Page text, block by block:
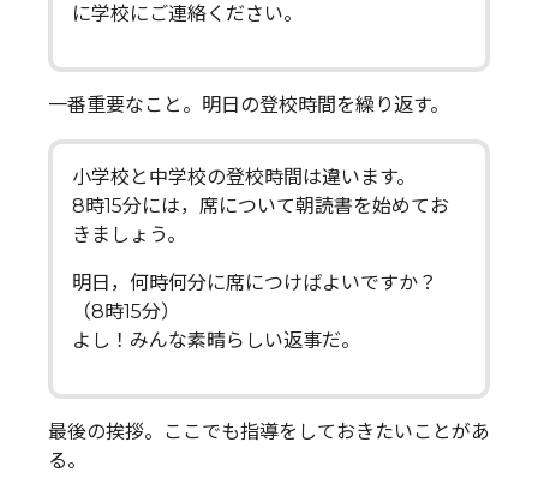
に学校にご連絡ください。
一番重要なこと。明日の登校時間を繰り返す。
小学校と中学校の登校時間は違います。
8時15分には，席について朝読書を始めてお
きましょう。
明日，何時何分に席につけばよいですか？
（8時15分）
よし！みんな素晴らしい返事だ。
最後の挨拶。ここでも指導をしておきたいことがあ
る。